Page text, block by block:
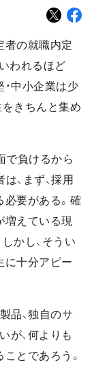
者の就職内定
われるほど
中小企業は少
をきちんと集め
で負けるから
、まず、採用
必要がある。確
増えている現
かし、そうい
に十分アピー
品、独自のサ
が、何よりも
とであろう。